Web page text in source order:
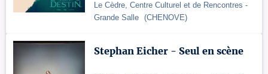
Le Cèdre, Centre Culturel et de Rencontres -
Grande Salle (CHENOVE)
Stephan Eicher - Seul en scène